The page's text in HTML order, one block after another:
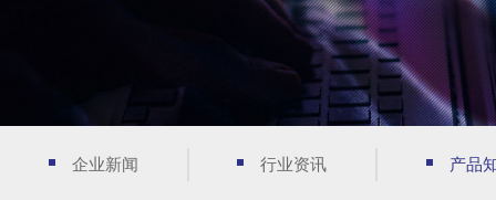
企业新闻 行业资讯 产品